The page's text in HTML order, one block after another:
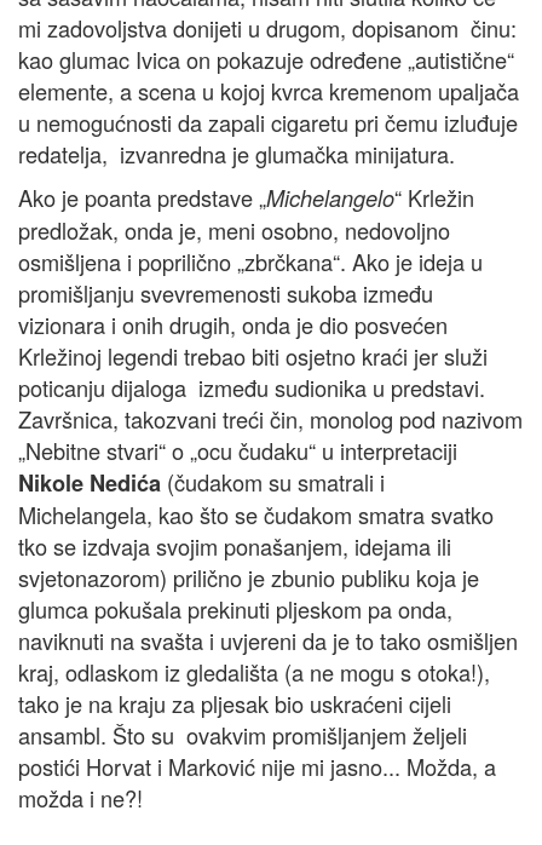
mi zadovoljstva donijeti u drugom, dopisanom činu:
kao glumac Ivica on pokazuje određene „autistične“
elemente, a scena u kojoj kvrca kremenom upaljača
u nemogućnosti da zapali cigaretu pri čemu izluđuje
redatelja, izvanredna je glumačka minijatura.
Ako je poanta predstave „Michelangelo“ Krležin
predložak, onda je, meni osobno, nedovoljno
osmišljena i poprilično „zbrčkana“. Ako je ideja u
promišljanju svevremenosti sukoba između
vizionara i onih drugih, onda je dio posvećen
Krležinoj legendi trebao biti osjetno kraći jer služi
poticanju dijaloga između sudionika u predstavi.
Završnica, takozvani treći čin, monolog pod nazivom
„Nebitne stvari“ o „ocu čudaku“ u interpretaciji
Nikole Nedića (čudakom su smatrali i
Michelangela, kao što se čudakom smatra svatko
tko se izdvaja svojim ponašanjem, idejama ili
svjetonazorom) prilično je zbunio publiku koja je
glumca pokušala prekinuti pljeskom pa onda,
naviknuti na svašta i uvjereni da je to tako osmišljen
kraj, odlaskom iz gledališta (a ne mogu s otoka!),
tako je na kraju za pljesak bio uskraćeni cijeli
ansambl. Što su ovakvim promišljanjem željeli
postići Horvat i Marković nije mi jasno... Možda, a
možda i ne?!